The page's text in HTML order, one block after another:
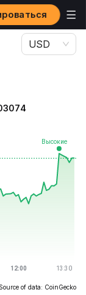
USD
Source of data: CoinGecko